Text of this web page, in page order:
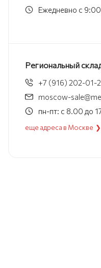
Ежедневно с
Региональный
+7 (916) 202-01-
moscow-
пн-пт: с 8.00 до
еще адреса в Москве ❯